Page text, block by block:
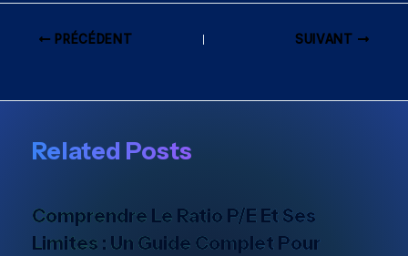
PRÉCÉDENT SUIVANT
Related Posts
Comprendre Le Ratio P/E Et Ses
Limites : Un Guide Complet Pour